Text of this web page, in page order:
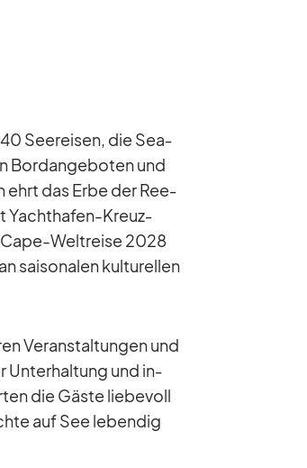
40 See­rei­sen, die Sea­
Bord­an­ge­bo­ten und
ehrt das Erbe der Ree­
Yacht­ha­fen-Kreuz­
Welt­reise 2028
sai­so­na­len kul­tu­rel­len
Ver­an­stal­tun­gen und
Un­ter­hal­tung und in­
die Gäste lie­be­voll
auf See le­ben­dig